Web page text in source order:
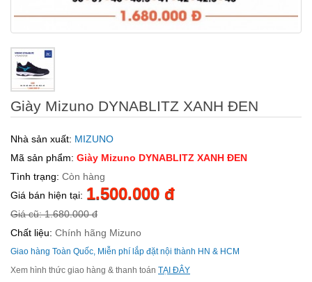
Giày Mizuno DYNABLITZ XANH ĐEN
Nhà sản xuất: MIZUNO
Mã sản phẩm: Giày Mizuno DYNABLITZ XANH ĐEN
Tình trạng: Còn hàng
Giá bán hiện tại: 1.500.000 đ
Giá cũ: 1.680.000 đ
Chất liệu: Chính hãng Mizuno
Giao hàng Toàn Quốc, Miễn phí lắp đặt nội thành HN & HCM
Xem hình thức giao hàng & thanh toán TẠI ĐÂY